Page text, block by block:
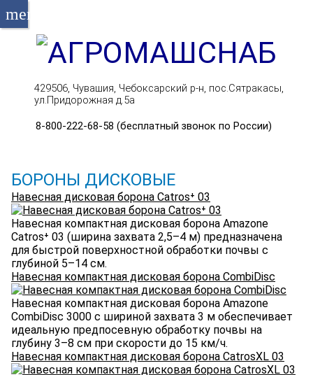
menu
429506, Чувашия, Чебоксарский р-н, пос.Сятракасы,
ул.Придорожная д.5а
8-800-222-68-58 (бесплатный звонок по России)
БОРОНЫ ДИСКОВЫЕ
Навесная дисковая борона Catros⁺ 03
Навесная компактная дисковая борона Amazone
Catros⁺ 03 (ширина захвата 2,5–4 м) предназначена
для быстрой поверхностной обработки почвы с
глубиной 5–14 см.
Навесная компактная дисковая борона CombiDisc
Навесная компактная дисковая борона Amazone
CombiDisc 3000 с шириной захвата 3 м обеспечивает
идеальную предпосевную обработку почвы на
глубину 3–8 см при скорости до 15 км/ч.
Навесная компактная дисковая борона CatrosXL 03